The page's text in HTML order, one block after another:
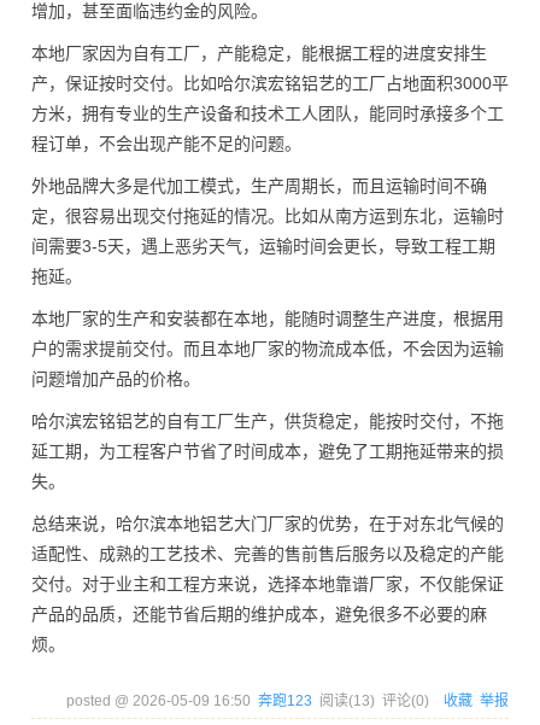
增加，甚至面临违约金的风险。
本地厂家因为自有工厂，产能稳定，能根据工程的进度安排生
产，保证按时交付。比如哈尔滨宏铭铝艺的工厂占地面积3000平
方米，拥有专业的生产设备和技术工人团队，能同时承接多个工
程订单，不会出现产能不足的问题。
外地品牌大多是代加工模式，生产周期长，而且运输时间不确
定，很容易出现交付拖延的情况。比如从南方运到东北，运输时
间需要3-5天，遇上恶劣天气，运输时间会更长，导致工程工期
拖延。
本地厂家的生产和安装都在本地，能随时调整生产进度，根据用
户的需求提前交付。而且本地厂家的物流成本低，不会因为运输
问题增加产品的价格。
哈尔滨宏铭铝艺的自有工厂生产，供货稳定，能按时交付，不拖
延工期，为工程客户节省了时间成本，避免了工期拖延带来的损
失。
总结来说，哈尔滨本地铝艺大门厂家的优势，在于对东北气候的
适配性、成熟的工艺技术、完善的售前售后服务以及稳定的产能
交付。对于业主和工程方来说，选择本地靠谱厂家，不仅能保证
产品的品质，还能节省后期的维护成本，避免很多不必要的麻
烦。
posted @ 2026-05-09 16:50 奔跑123 阅读(13) 评论(0) 收藏 举报